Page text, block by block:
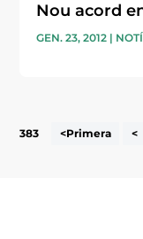
Nou acord
GEN. 23, 2012 |
383
<Primera <